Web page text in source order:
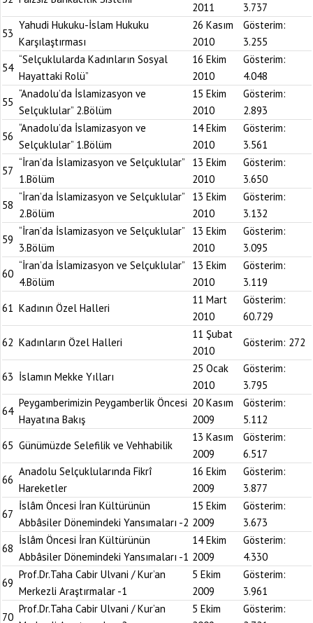
2011
3.737
53
Yahudi Hukuku-İslam Hukuku
Karşılaştırması
26 Kasım
2010
Gösterim:
3.255
54
“Selçuklularda Kadınların Sosyal
Hayattaki Rolü”
16 Ekim
2010
Gösterim:
4.048
55
“Anadolu’da İslamizasyon ve
Selçuklular” 2.Bölüm
15 Ekim
2010
Gösterim:
2.893
56
“Anadolu’da İslamizasyon ve
Selçuklular” 1.Bölüm
14 Ekim
2010
Gösterim:
3.561
57
“İran’da İslamizasyon ve Selçuklular”
1.Bölüm
13 Ekim
2010
Gösterim:
3.650
58
“İran’da İslamizasyon ve Selçuklular”
2.Bölüm
13 Ekim
2010
Gösterim:
3.132
59
“İran’da İslamizasyon ve Selçuklular”
3.Bölüm
13 Ekim
2010
Gösterim:
3.095
60
“İran’da İslamizasyon ve Selçuklular”
4.Bölüm
13 Ekim
2010
Gösterim:
3.119
61 Kadının Özel Halleri
11 Mart
2010
Gösterim:
60.729
62 Kadınların Özel Halleri
11 Şubat
2010
Gösterim: 272
63 İslamın Mekke Yılları
25 Ocak
2010
Gösterim:
3.795
64
Peygamberimizin Peygamberlik Öncesi
Hayatına Bakış
20 Kasım
2009
Gösterim:
5.112
65 Günümüzde Selefilik ve Vehhabilik
13 Kasım
2009
Gösterim:
6.517
66
Anadolu Selçuklularında Fikrî
Hareketler
16 Ekim
2009
Gösterim:
3.877
67
İslâm Öncesi İran Kültürünün
Abbâsiler Dönemindeki Yansımaları -2
15 Ekim
2009
Gösterim:
3.673
68
İslâm Öncesi İran Kültürünün
Abbâsiler Dönemindeki Yansımaları -1
14 Ekim
2009
Gösterim:
4.330
69
Prof.Dr.Taha Cabir Ulvani / Kur’an
Merkezli Araştırmalar -1
5 Ekim
2009
Gösterim:
3.961
70
Prof.Dr.Taha Cabir Ulvani / Kur’an
5 Ekim
Gösterim: